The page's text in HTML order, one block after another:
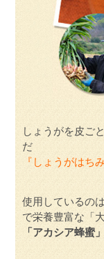
しょうがを皮ご
だ
『しょうがはち
使用しているの
で栄養豊富な「
「アカシア蜂蜜